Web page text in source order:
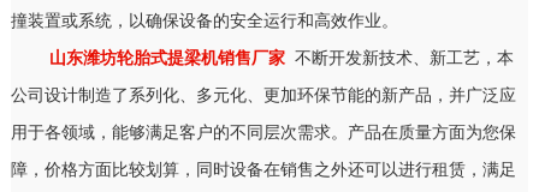
撞装置或系统，以确保设备的安全运行和高效作业。
山东潍坊轮胎式提梁机销售厂家 不断开发新技术、新工艺，本
公司设计制造了系列化、多元化、更加环保节能的新产品，并广泛应
用于各领域，能够满足客户的不同层次需求。产品在质量方面为您保
障，价格方面比较划算，同时设备在销售之外还可以进行租赁，满足